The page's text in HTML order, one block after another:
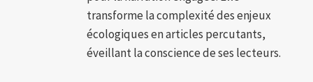
transforme la complexité des enjeux
écologiques en articles percutants,
éveillant la conscience de ses lecteurs.